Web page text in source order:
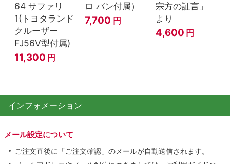
64 サファリ
1(トヨタランド
クルーザー
FJ56V型付属)
11,300 円
ロ バン付属）
7,700 円
宗方の証言」
より
4,600 円
インフォメーション
メール設定について
ご注文直後に「ご注文確認」のメールが自動送信されます。